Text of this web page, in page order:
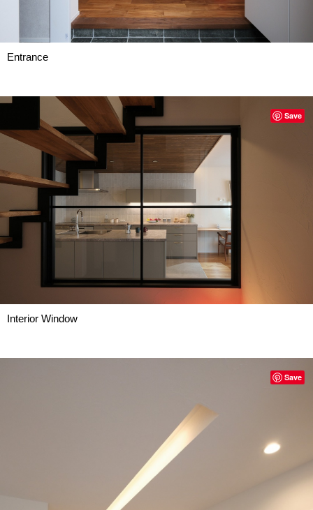
Entrance
Interior Window
Save
Save